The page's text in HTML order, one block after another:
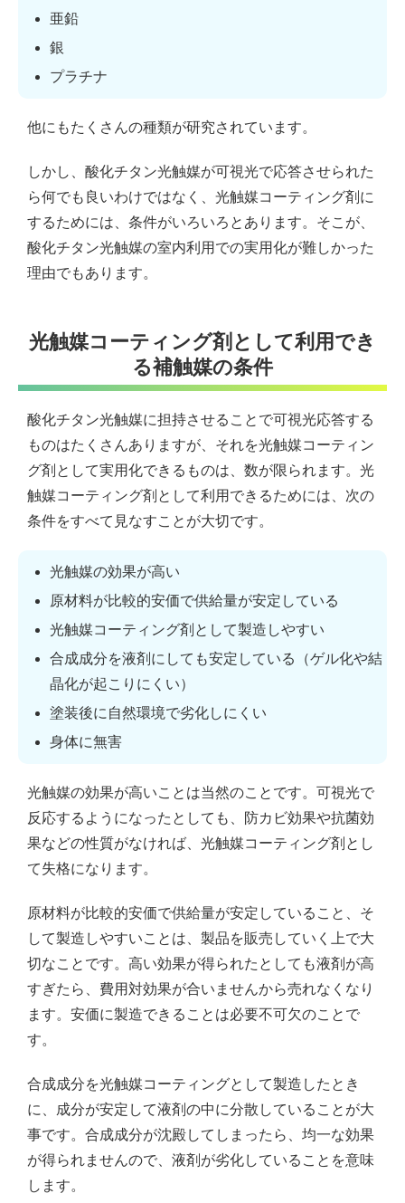
亜鉛
銀
プラチナ
他にもたくさんの種類が研究されています。
しかし、酸化チタン光触媒が可視光で応答させられた
ら何でも良いわけではなく、光触媒コーティング剤に
するためには、条件がいろいろとあります。そこが、
酸化チタン光触媒の室内利用での実用化が難しかった
理由でもあります。
光触媒コーティング剤として利用でき
る補触媒の条件
酸化チタン光触媒に担持させることで可視光応答する
ものはたくさんありますが、それを光触媒コーティン
グ剤として実用化できるものは、数が限られます。光
触媒コーティング剤として利用できるためには、次の
条件をすべて見なすことが大切です。
光触媒の効果が高い
原材料が比較的安価で供給量が安定している
光触媒コーティング剤として製造しやすい
合成成分を液剤にしても安定している（ゲル化や結
晶化が起こりにくい）
塗装後に自然環境で劣化しにくい
身体に無害
光触媒の効果が高いことは当然のことです。可視光で
反応するようになったとしても、防カビ効果や抗菌効
果などの性質がなければ、光触媒コーティング剤とし
て失格になります。
原材料が比較的安価で供給量が安定していること、そ
して製造しやすいことは、製品を販売していく上で大
切なことです。高い効果が得られたとしても液剤が高
すぎたら、費用対効果が合いませんから売れなくなり
ます。安価に製造できることは必要不可欠のことで
す。
合成成分を光触媒コーティングとして製造したとき
に、成分が安定して液剤の中に分散していることが大
事です。合成成分が沈殿してしまったら、均一な効果
が得られませんので、液剤が劣化していることを意味
します。